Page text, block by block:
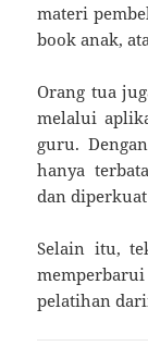
materi
book anak,
Orang tua
melalui
guru.
hanya
dan
Selain itu,
pelatihan